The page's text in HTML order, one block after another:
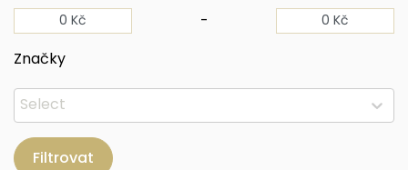
-
Značky
Filtrovat